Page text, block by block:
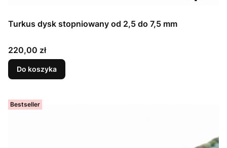
Turkus dysk stopniowany od 2,5 do 7,5 mm
Cena
220,00 zł
Do koszyka
Bestseller